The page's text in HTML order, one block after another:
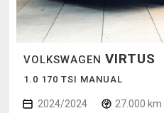
VOLKSWAGEN VIRTUS
1.0 170 TSI MANUAL
2024/2024 27.000 km